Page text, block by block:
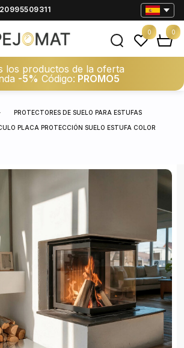
los productos de la oferta
-5% Código: PROMO5
0 0
PROTECTORES DE SUELO PARA ESTUFAS
PLACA PROTECCIÓN SUELO ESTUFA COLOR